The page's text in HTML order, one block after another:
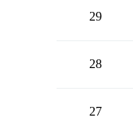
29
28
27